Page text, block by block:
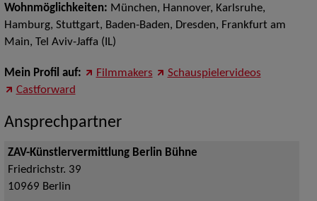
Wohnmöglichkeiten: München, Hannover, Karlsruhe,
Hamburg, Stuttgart, Baden-Baden, Dresden, Frankfurt am
Main, Tel Aviv-Jaffa (IL)
Mein Profil auf: Filmmakers
Schauspielervideos
Castforward
Ansprechpartner
ZAV-Künstlervermittlung Berlin Bühne
Friedrichstr. 39
10969 Berlin